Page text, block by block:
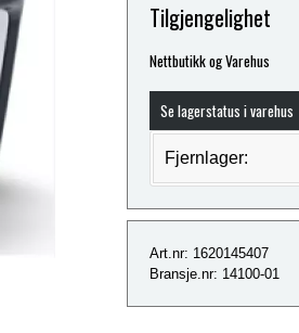
Tilgjengelighet
Nettbutikk og Varehus
Se lagerstatus i varehus
Fjernlager:
Art.nr: 1620145407
Bransje.nr: 14100-01